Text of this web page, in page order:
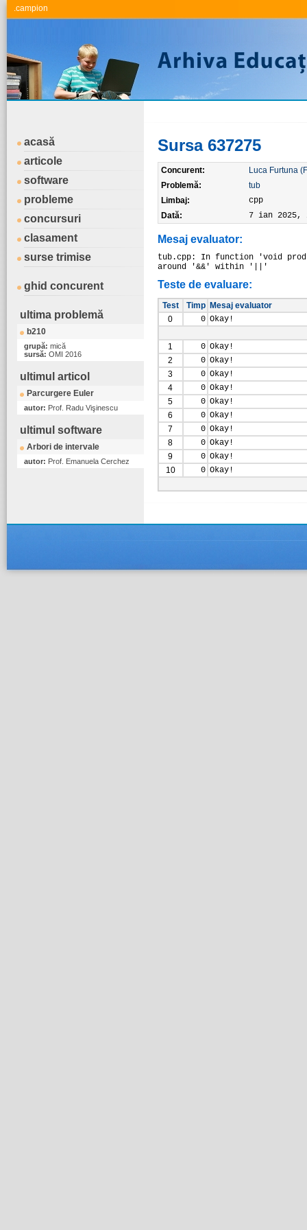
.campion
acasă
articole
software
probleme
concursuri
clasament
surse trimise
ghid concurent
ultima problemă
b210
grupă: mică
sursă: OMI 2016
ultimul articol
Parcurgere Euler
autor: Prof. Radu Vişinescu
ultimul software
Arbori de intervale
autor: Prof. Emanuela Cerchez
Sursa 637275
Concurent:
Luca Furtuna
Problemă:
tub
Limbaj:
cpp
Dată:
7 ian 2025,
Mesaj evaluator:
tub.cpp: In function 'void
around '&&' within '||'
Teste de evaluare:
Test Timp Mesaj evaluator
0
0 Okay!
1 0 Okay!
2
0 Okay!
3
0 Okay!
4
0 Okay!
5
0 Okay!
6
0 Okay!
7
0 Okay!
8
0 Okay!
9
0 Okay!
10
0 Okay!